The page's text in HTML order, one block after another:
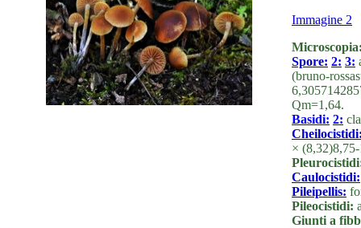
Immagine 2
Spore: 2: 3:
(bruno-
Qm=1,64.
Basidi: 2:
×
Caulocistidi:
Pileipellis:
Pileocistidi:
Giunti a